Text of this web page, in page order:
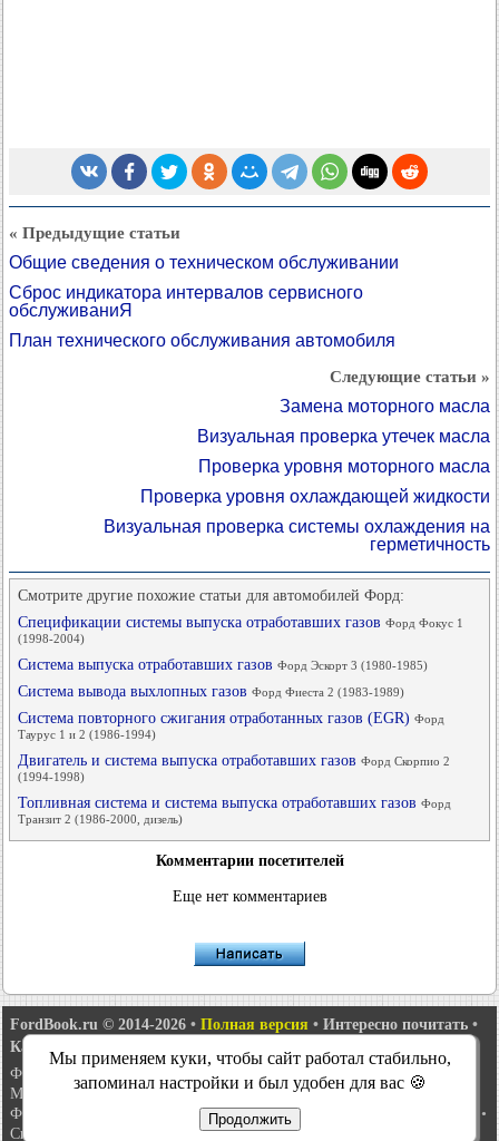
« Предыдущие статьи
Общие сведения о техническом обслуживании
Сброс индикатора интервалов сервисного
обслуживаниЯ
План технического обслуживания автомобиля
Следующие статьи »
Замена моторного масла
Визуальная проверка утечек масла
Проверка уровня моторного масла
Проверка уровня охлаждающей жидкости
Визуальная проверка системы охлаждения на
герметичность
Смотрите другие похожие статьи для автомобилей Форд:
Спецификации системы выпуска отработавших газов Форд Фокус 1
(1998-2004)
Система выпуска отработавших газов Форд Эскорт 3 (1980-1985)
Система вывода выхлопных газов Форд Фиеста 2 (1983-1989)
Система повторного сжигания отработанных газов (EGR) Форд
Таурус 1 и 2 (1986-1994)
Двигатель и система выпуска отработавших газов Форд Скорпио 2
(1994-1998)
Топливная система и система выпуска отработавших газов Форд
Транзит 2 (1986-2000, дизель)
Комментарии посетителей
Еще нет комментариев
FordBook.ru © 2014-2026 • Полная версия • Интересно почитать •
Карта сайта
Фокус 1
Фокус 2 • Мондео 1 Мондео 1 и 2
Мондео 2•Мондео 3•Мондео 4•Эскорт 3• Эскорт 4 •Эскорт 5
Фиеста 2
Таурус 1 и 2•Фьюжн
•
Сиерра
Мы применяем куки, чтобы сайт работал стабильно,
запоминал настройки и был удобен для вас 🍪
Продолжить